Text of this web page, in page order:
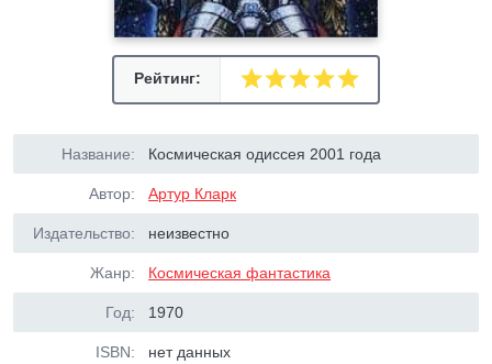
Рейтинг:
Название: Космическая одиссея 2001 года
Автор: Артур Кларк
Издательство: неизвестно
Жанр: Космическая фантастика
Год: 1970
ISBN: нет данных